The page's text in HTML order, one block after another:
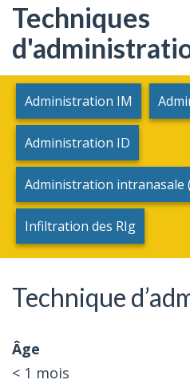
Techniques
Administration IM
Administration ID
Administration intranasale
Infiltration des RIg
Technique
< 1 mois